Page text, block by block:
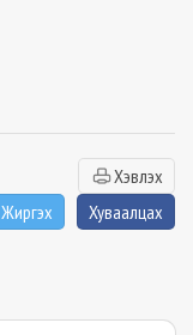
Хэвлэх
Жиргэх
Хуваалцах